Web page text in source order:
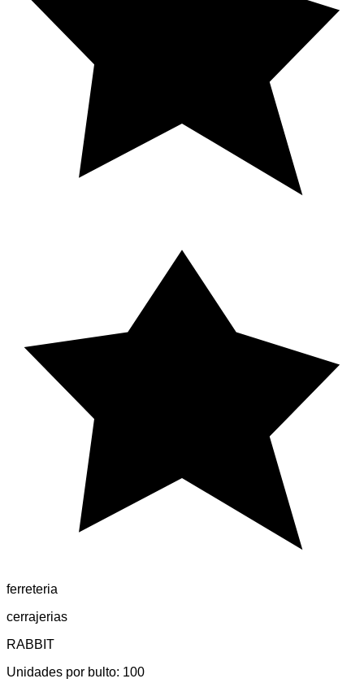
ferreteria
cerrajerias
RABBIT
Unidades por bulto: 100